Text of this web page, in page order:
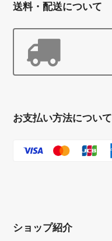
送料・配送について
お支払い方法について
ショップ紹介